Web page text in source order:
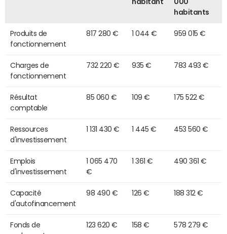
habitants
Produits de
fonctionnement
817 280 € 1 044 € 959 015 €
Charges de
fonctionnement
732 220 € 935 € 783 493 €
Résultat
comptable
85 060 € 109 € 175 522 €
Ressources
d'investissement
1 131 430 € 1 445 € 453 560 €
Emplois
d'investissement
1 065 470
€
1 361 € 490 361 €
Capacité
d'autofinancement
98 490 € 126 € 188 312 €
Fonds de
123 620 € 158 € 578 279 €